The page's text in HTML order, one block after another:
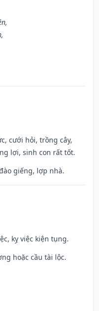
cưới hỏi, trồng cây,
lợi, sinh con rất tốt.
giếng, lợp nhà.
kỵ việc kiện tụng.
hoặc cầu tài lộc.